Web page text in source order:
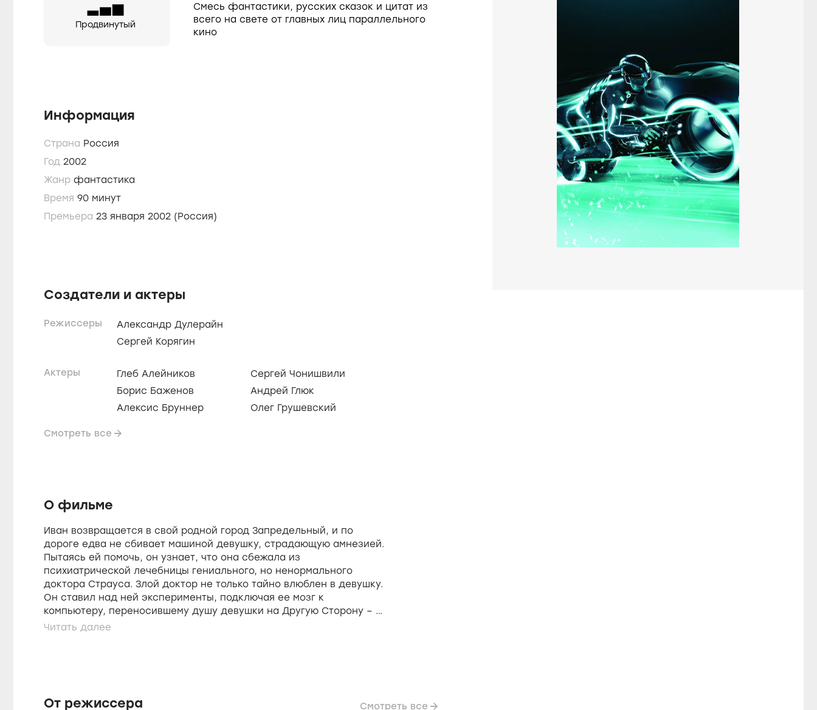
Продвинутый
Смесь фантастики, русских сказок и цитат из
всего на свете от главных лиц параллельного
кино
Информация
Страна Россия
Год 2002
Жанр фантастика
Время
90 минут
Премьера 23 января 2002 (Россия)
Создатели и актеры
Режиссеры
Александр Дулерайн
Сергей Корягин
Актеры
Глеб Алейников
Борис Баженов
Алексис Бруннер
Сергей Чонишвили
Андрей Глюк
Олег Грушевский
Смотреть все
О фильме
Иван возвращается в свой родной город Запредельный, и по
дороге едва не сбивает машиной девушку, страдающую амнезией.
Пытаясь ей помочь, он узнает, что она сбежала из
психиатрической лечебницы гениального, но ненормального
доктора Страуса. Злой доктор не только тайно влюблен в девушку.
Он ставил над ней эксперименты, подключая ее мозг к
компьютеру, переносившему душу девушки на Другую Сторону – в
страшную анти-реальность. Героине непросто приспособиться к
Ильей и Аркадием...
От режиссера Смотреть все